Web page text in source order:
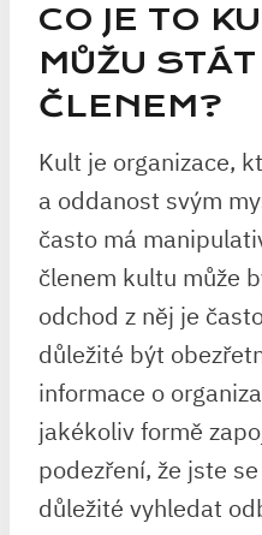
CO JE TO
MŮŽU STÁT
ČLENEM?
Kult je organizace,
a oddanost svým
často má
členem kultu může
odchod z něj je
důležité být
informace o
jakékoliv formě
podezření, že jste
důležité vyhledat